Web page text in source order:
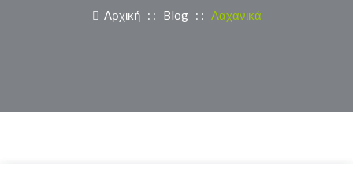
Αρχική: : Blog: : Λαχανικά